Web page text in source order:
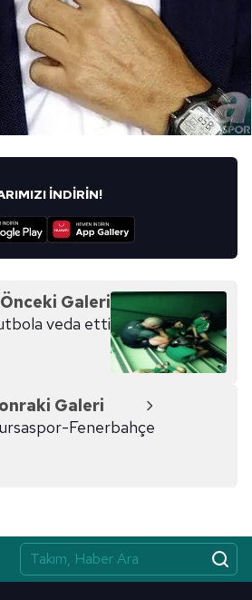
İNDİRİN!
Önceki Galeri
veda etti
Galeri
Fenerbahçe